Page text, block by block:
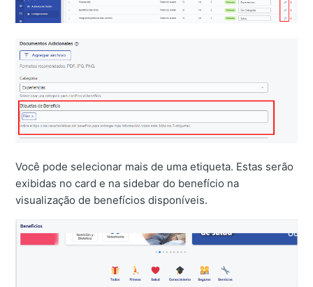
Você pode selecionar mais de uma etiqueta. Estas serão
exibidas no card e na sidebar do benefício na
visualização de benefícios disponíveis.